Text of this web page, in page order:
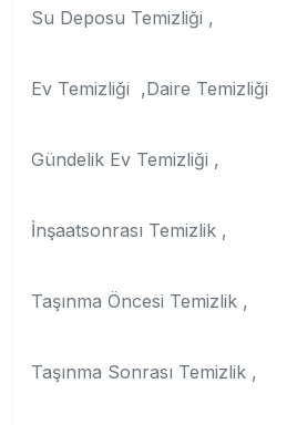
Su Deposu Temizliği ,
Ev Temizliği ,Daire Temizliği
Gündelik Ev Temizliği ,
İnşaatsonrası Temizlik ,
Taşınma Öncesi Temizlik ,
Taşınma Sonrası Temizlik ,